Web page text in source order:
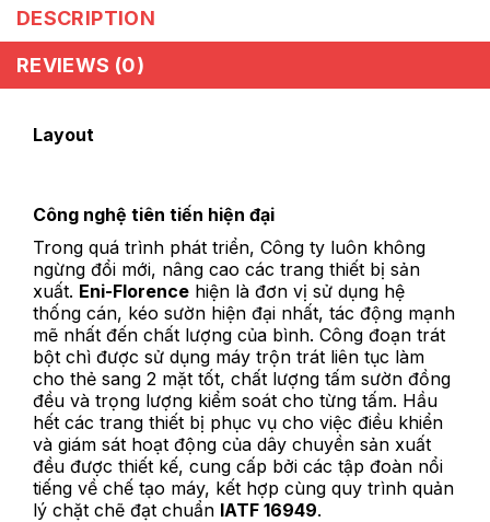
DESCRIPTION
REVIEWS (0)
Layout
Công nghệ tiên tiến hiện đại
Trong quá trình phát triển, Công ty luôn không
ngừng đổi mới, nâng cao các trang thiết bị sản
xuất. Eni-Florence hiện là đơn vị sử dụng hệ
thống cán, kéo sườn hiện đại nhất, tác động mạnh
mẽ nhất đến chất lượng của bình. Công đoạn trát
bột chì được sử dụng máy trộn trát liên tục làm
cho thẻ sang 2 mặt tốt, chất lượng tấm sườn đồng
đều và trọng lượng kiểm soát cho từng tấm. Hầu
hết các trang thiết bị phục vụ cho việc điều khiển
và giám sát hoạt động của dây chuyền sản xuất
đều được thiết kế, cung cấp bởi các tập đoàn nổi
tiếng về chế tạo máy, kết hợp cùng quy trình quản
lý chặt chẽ đạt chuẩn IATF 16949.